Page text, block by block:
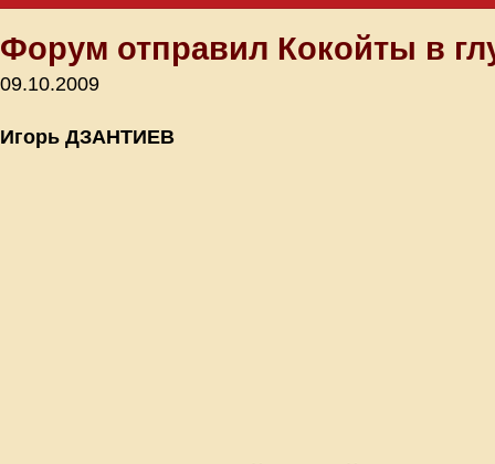
Форум отправил Кокойты в
09.10.2009
Игорь ДЗАНТИЕВ